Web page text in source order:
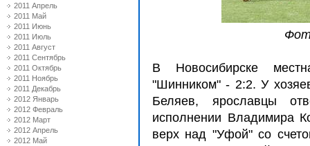
2011 Апрель
2011 Май
2011 Июнь
2011 Июль
2011 Август
2011 Сентябрь
2011 Октябрь
2011 Ноябрь
2011 Декабрь
2012 Январь
2012 Февраль
2012 Март
2012 Апрель
2012 Май
В Новосибирске
"Шинником" - 2:2. У
Беляев, ярославцы
исполнении Владимира
верх над "Уфой" со